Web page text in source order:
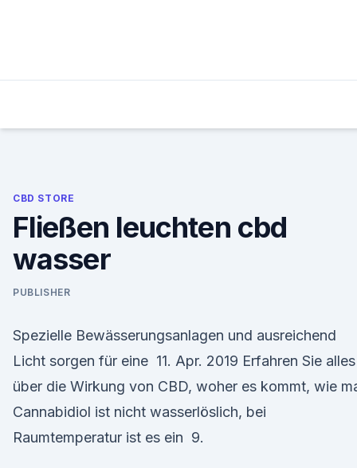
CBD STORE
Fließen leuchten cbd
wasser
PUBLISHER
Spezielle Bewässerungsanlagen und ausreichend
Licht sorgen für eine 11. Apr. 2019 Erfahren Sie alles
über die Wirkung von CBD, woher es kommt, wie
Cannabidiol ist nicht wasserlöslich, bei
Raumtemperatur ist es ein 9.